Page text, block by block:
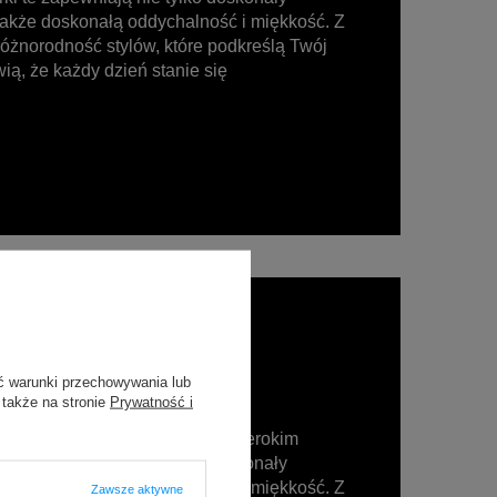
doskonałą oddychalność i miękkość. Z
stylów, które podkreślą Twój
że każdy dzień stanie się
wśród produktów SAXX, z szerokim
te zapewniają nie tylko doskonały
doskonałą oddychalność i miękkość. Z
warunki przechowywania lub
na stronie Prywatność i
Zawsze aktywne